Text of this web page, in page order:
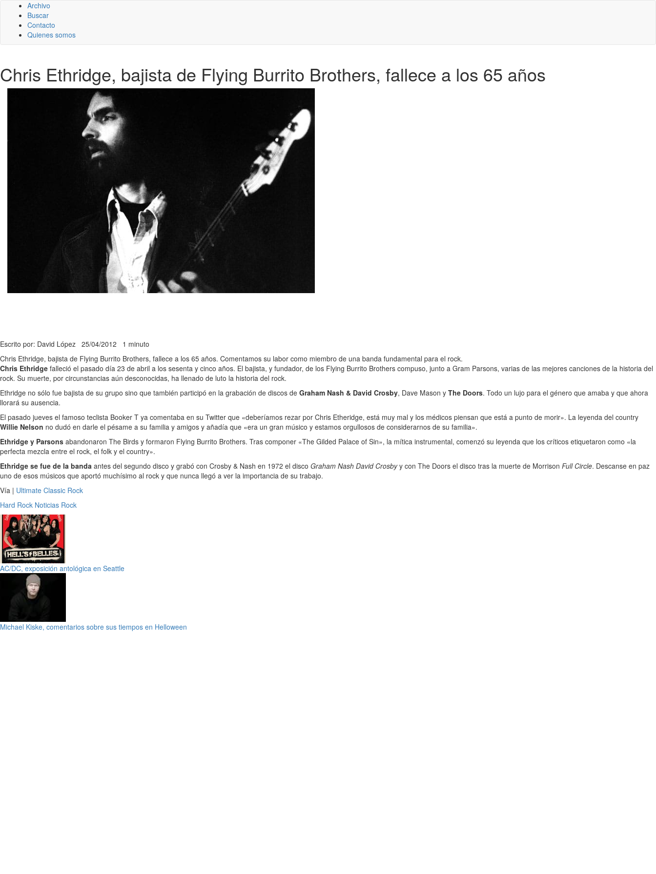
Archivo
Buscar
Contacto
Quienes somos
Chris Ethridge, bajista de Flying Burrito Brothers, fallece a los 65 años
Escrito por: David López 25/04/2012 1 minuto
Chris Ethridge, bajista de Flying Burrito Brothers, fallece a los 65 años. Comentamos su labor como miembro de una banda fundamental para el rock.
Chris Ethridge falleció el pasado día 23 de abril a los sesenta y cinco años. El bajista, y fundador, de los Flying Burrito Brothers compuso, junto a Gram Parsons, varias de las mejores canciones de la historia del
rock. Su muerte, por circunstancias aún desconocidas, ha llenado de luto la historia del rock.
Ethridge no sólo fue bajista de su grupo sino que también participó en la grabación de discos de Graham Nash & David Crosby, Dave Mason y The Doors. Todo un lujo para el género que amaba y que ahora
llorará su ausencia.
El pasado jueves el famoso teclista Booker T ya comentaba en su Twitter que «deberíamos rezar por Chris Etheridge, está muy mal y los médicos piensan que está a punto de morir». La leyenda del country
Willie Nelson no dudó en darle el pésame a su familia y amigos y añadía que «era un gran músico y estamos orgullosos de considerarnos de su familia».
Ethridge y Parsons abandonaron The Birds y formaron Flying Burrito Brothers. Tras componer «The Gilded Palace of Sin», la mítica instrumental, comenzó su leyenda que los críticos etiquetaron como «la
perfecta mezcla entre el rock, el folk y el country».
Ethridge se fue de la banda antes del segundo disco y grabó con Crosby & Nash en 1972 el disco Graham Nash David Crosbyy con The Doors el disco tras la muerte de Morrison Full Circle. Descanse en paz
uno de esos músicos que aportó muchísimo al rock y que nunca llegó a ver la importancia de su trabajo.
Vía | Ultimate Classic Rock
Hard Rock Noticias Rock
AC/DC, exposición antológica en Seattle
Michael Kiske, comentarios sobre sus tiempos en Helloween